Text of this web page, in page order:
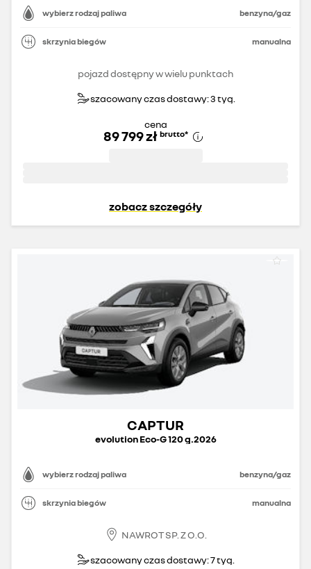
wybierz rodzaj paliwa benzyna/gaz
skrzynia biegów manualna
pojazd dostępny w wielu punktach
szacowany czas dostawy: 3 tyg.
cena
89 799 zł brutto*
zobacz szczegóły
CAPTUR
evolution Eco-G 120 g.2026
wybierz rodzaj paliwa benzyna/gaz
skrzynia biegów manualna
NAWROT SP. Z O.O.
szacowany czas dostawy: 7 tyg.